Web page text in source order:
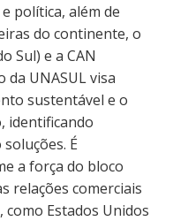
política, além de
do continente, o
Sul) e a CAN
da UNASUL visa
sustentável e o
identificando
É
a força do bloco
relações comerciais
Estados Unidos